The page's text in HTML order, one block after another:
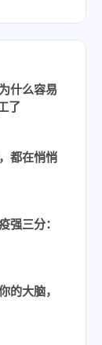
什么容易
了
都在悄悄
强三分：
的大脑，